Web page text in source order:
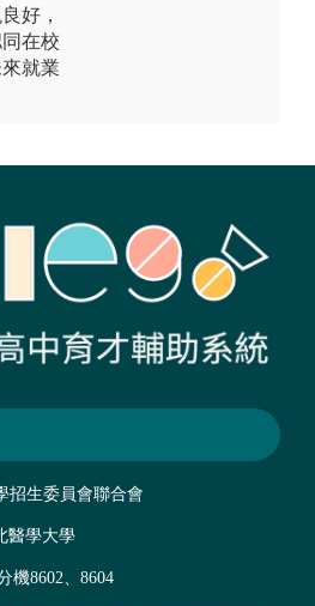
好，
在校
就業
招生委員會聯合會
醫學大學
機8602、8604